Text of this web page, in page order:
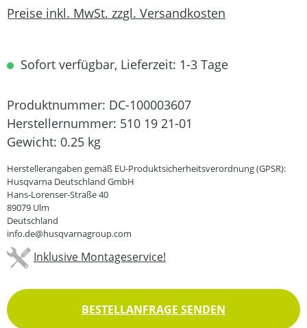
Preise inkl. MwSt. zzgl. Versandkosten
Sofort verfügbar, Lieferzeit: 1-3 Tage
Produktnummer: DC-100003607
Herstellernummer: 510 19 21-01
Gewicht: 0.25 kg
Herstellerangaben gemäß EU-Produktsicherheitsverordnung (GPSR):
Husqvarna Deutschland GmbH
Hans-Lorenser-Straße 40
89079 Ulm
Deutschland
info.de@husqvarnagroup.com
Inklusive Montageservice!
BESTELLANFRAGE SENDEN